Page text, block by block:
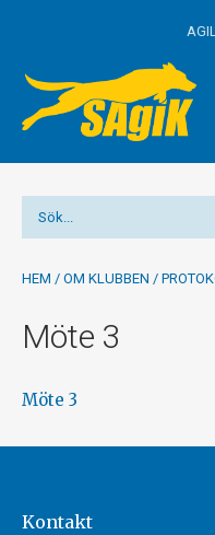
HEM / OM KLUBBEN /
Möte 3
Möte 3
Kontakt